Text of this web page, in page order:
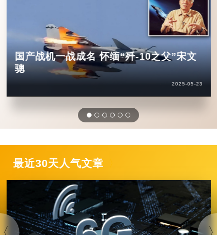
国产战机一战成名 怀缅“歼-10之父”宋文
骢
2025-05-23
最近30天人气文章